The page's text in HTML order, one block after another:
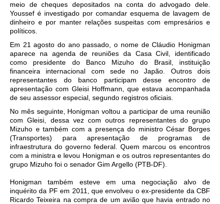
meio de cheques depositados na conta do advogado dele.
Youssef é investigado por comandar esquema de lavagem de
dinheiro e por manter relações suspeitas com empresários e
políticos.
Em 21 agosto do ano passado, o nome de Cláudio Honigman
aparece na agenda de reuniões da Casa Civil, identificado
como presidente do Banco Mizuho do Brasil, instituição
financeira internacional com sede no Japão. Outros dois
representantes do banco participam desse encontro de
apresentação com Gleisi Hoffmann, que estava acompanhada
de seu assessor especial, segundo registros oficiais.
No mês seguinte, Honigman voltou a participar de uma reunião
com Gleisi, dessa vez com outros representantes do grupo
Mizuho e também com a presença do ministro César Borges
(Transportes) para apresentação de programas de
infraestrutura do governo federal. Quem marcou os encontros
com a ministra e levou Honigman e os outros representantes do
grupo Mizuho foi o senador Gim Argello (PTB-DF).
Honigman também esteve em uma negociação alvo de
inquérito da PF em 2011, que envolveu o ex-presidente da CBF
Ricardo Teixeira na compra de um avião que havia entrado no